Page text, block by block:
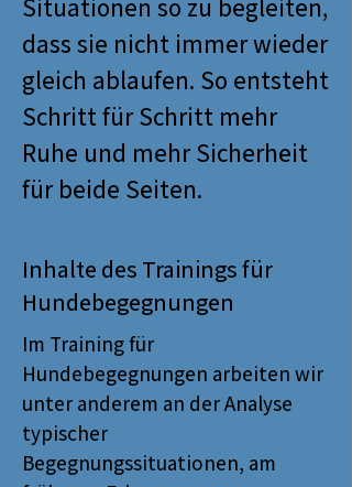
Situationen so zu begleiten,
dass sie nicht immer wieder
gleich ablaufen. So entsteht
Schritt für Schritt mehr
Ruhe und mehr Sicherheit
für beide Seiten.
Inhalte des Trainings für
Hundebegegnungen
Im Training für
Hundebegegnungen arbeiten wir
unter anderem an der Analyse
typischer
Begegnungssituationen, am